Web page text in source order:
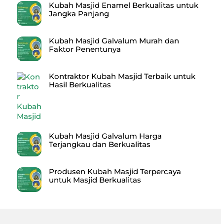
Kubah Masjid Enamel Berkualitas untuk
Jangka Panjang
Kubah Masjid Galvalum Murah dan
Faktor Penentunya
Kontraktor Kubah Masjid Terbaik untuk
Hasil Berkualitas
Kubah Masjid Galvalum Harga
Terjangkau dan Berkualitas
Produsen Kubah Masjid Terpercaya
untuk Masjid Berkualitas